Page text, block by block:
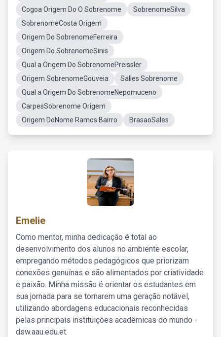
Cogoa Origem Do O Sobrenome
SobrenomeSilva
SobrenomeCosta Origem
Origem Do SobrenomeFerreira
Origem Do SobrenomeSinis
Qual a Origem Do SobrenomePreissler
Origem SobrenomeGouveia
Salles Sobrenome
Qual a Origem Do SobrenomeNepomuceno
CarpesSobrenome Origem
Origem DoNome Ramos Bairro
BrasaoSales
Emelie
Como mentor, minha dedicação é total ao
desenvolvimento dos alunos no ambiente escolar,
empregando métodos pedagógicos que priorizam
conexões genuínas e são alimentados por criatividade
e paixão. Minha missão é orientar os estudantes em
sua jornada para se tornarem uma geração notável,
utilizando abordagens educacionais reconhecidas
pelas principais instituições acadêmicas do mundo -
dsw.aau.edu.et.